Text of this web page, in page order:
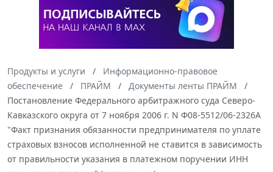
Продукты и услуги
Информационно-правовое
обеспечение
ПРАЙМ
Документы ленты ПРАЙМ
Постановление Федерального арбитражного суда Северо-
Кавказского округа от 7 ноября 2006 г. N Ф08-5512/06-2326А
"Факт признания обязанности предпринимателя по уплате
страховых взносов исполненной не ставится в зависимость
от правильности указания в платежном поручении ИНН